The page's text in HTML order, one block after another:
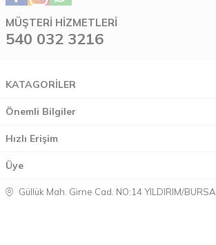
MÜŞTERI HIZMETLERI
540 032 3216
KATAGORİLER
Önemli Bilgiler
Hızlı Erişim
Üye
Güllük Mah. Girne Cad. NO:14 YILDIRIM/BURSA